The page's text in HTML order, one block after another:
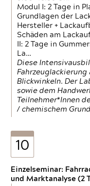
Modul I: 2 Tage in
Grundlagen der
Hersteller +
Schäden am
II: 2 Tage in
La…
Diese
Blickwinkeln. Der
sowie dem
Teilnehmer*Innen
/ chemischem
10
Einzelseminar:
und Marktanalyse (2